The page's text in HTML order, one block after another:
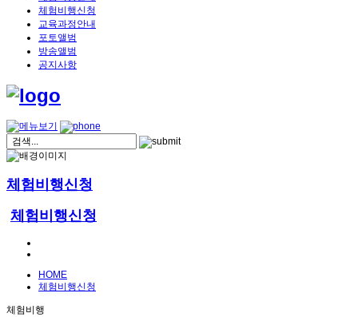
체험비행신청
교육과정안내
포토앨범
방송앨범
공지사항
체험비행신청
체험비행신청
HOME
체험비행신청
체험비행